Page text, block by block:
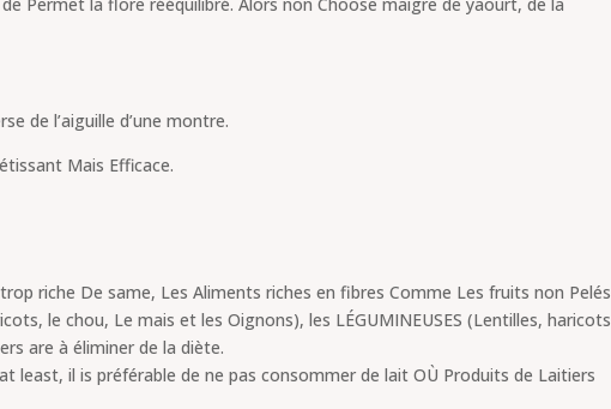
de l’aiguille d’une montre.
Mais Efficace.
riche De same, Les Aliments riches en fibres Comme Les fruits non Pelés
le chou, Le mais et les Oignons), les LÉGUMINEUSES (Lentilles, haricots
are à éliminer de la diète.
least, il is préférable de ne pas consommer de lait OÙ Produits de Laitiers